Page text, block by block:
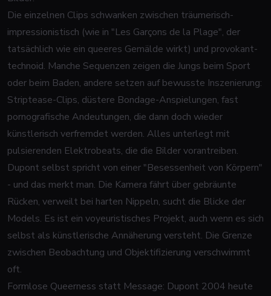
Die einzelnen Clips schwanken zwischen träumerisch-
impressionistisch (wie in "Les Garçons de la Plage", der
tatsächlich wie ein queeres Gemälde wirkt) und provokant-
technoid. Manche Sequenzen zeigen die Jungs beim Sport
oder beim Baden, andere setzen auf bewusste Inszenierung:
Striptease-Clips, düstere Bondage-Anspielungen, fast
pornografische Andeutungen, die dann doch wieder
künstlerisch verfremdet werden. Alles unterlegt mit
pulsierenden Elektrobeats, die die Bilder vorantreiben.
Dupont selbst spricht von einer "Besessenheit von Körpern"
- und das merkt man. Die Kamera fährt über gebräunte
Rücken, verweilt bei harten Nippeln, sucht die Blicke der
Models. Es ist ein voyeuristisches Projekt, auch wenn es sich
selbst als künstlerische Annäherung versteht. Die Grenze
zwischen Beobachtung und Objektifizierung verschwimmt
oft.
Formlose Queerness statt Message: Dupont 2004 heute